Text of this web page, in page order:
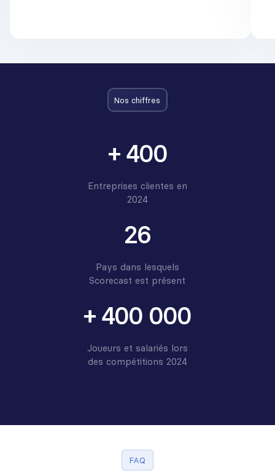
Nos chiffres
+ 400
Entreprises clientes en
2024
26
Pays dans lesquels
Scorecast est présent
+ 400 000
Joueurs et salariés lors
des compétitions 2024
FAQ